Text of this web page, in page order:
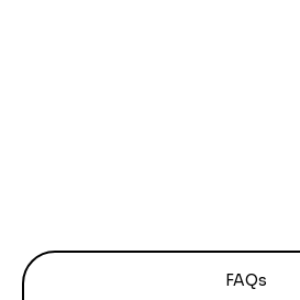
FAQs